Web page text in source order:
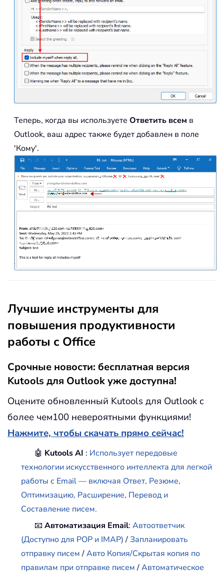
Теперь, когда вы используете Ответить всем в
Outlook, ваш адрес также будет добавлен в поле
'Кому'.
Лучшие инструменты для
повышения продуктивности
работы с Office
Срочные новости: бесплатная версия
Kutools для Outlook уже доступна!
Оцените обновленный Kutools для Outlook с
более чем100 невероятными функциями!
Нажмите, чтобы скачать прямо сейчас!
🤖 Kutools AI : Использует передовые
технологии искусственного интеллекта для легкой
работы с Email — включая Ответ, Резюме,
Оптимизацию, Расширение, Перевод и
Составление писем.
📧Автоматизация Email:Автоответчик
(Доступно для POP и IMAP)/Запланировать
отправку писем/Авто Копия/Скрытая копия по
правилам при отправке писем/Автоматическое